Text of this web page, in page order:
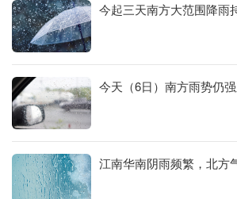
今起三天南方大范围降雨
今天（6日）南方雨势仍
江南华南阴雨频繁，北方